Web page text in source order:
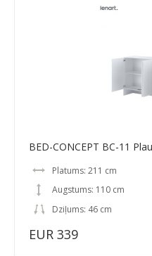
BED-CONCEPT BC-11
Platums: 211 cm
Augstums: 110 cm
Dziļums: 46 cm
EUR 339